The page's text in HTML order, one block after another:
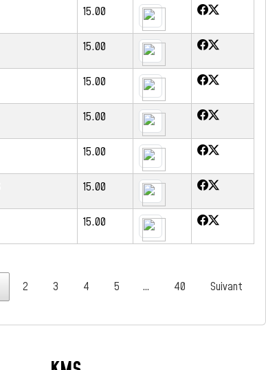
15.00
15.00
15.00
15.00
15.00
15.00
15.00
2 3 4 5 … 40 Suivant